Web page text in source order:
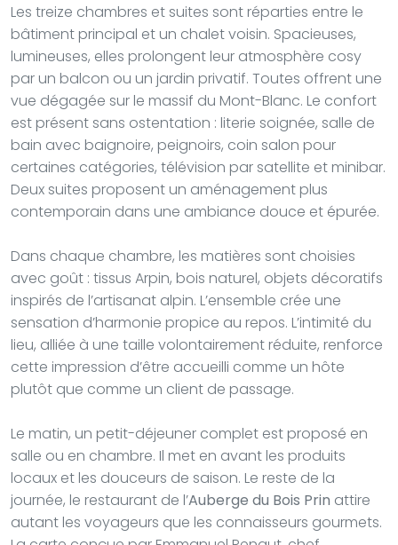
Les treize chambres et suites sont réparties entre le
bâtiment principal et un chalet voisin. Spacieuses,
lumineuses, elles prolongent leur atmosphère cosy
par un balcon ou un jardin privatif. Toutes offrent une
vue dégagée sur le massif du Mont-Blanc. Le confort
est présent sans ostentation : literie soignée, salle de
bain avec baignoire, peignoirs, coin salon pour
certaines catégories, télévision par satellite et minibar.
Deux suites proposent un aménagement plus
contemporain dans une ambiance douce et épurée.
Dans chaque chambre, les matières sont choisies
avec goût : tissus Arpin, bois naturel, objets décoratifs
inspirés de l’artisanat alpin. L’ensemble crée une
sensation d’harmonie propice au repos. L’intimité du
lieu, alliée à une taille volontairement réduite, renforce
cette impression d’être accueilli comme un hôte
plutôt que comme un client de passage.
Le matin, un petit-déjeuner complet est proposé en
salle ou en chambre. Il met en avant les produits
locaux et les douceurs de saison. Le reste de la
journée, le restaurant de l’Auberge du Bois Prin attire
autant les voyageurs que les connaisseurs gourmets.